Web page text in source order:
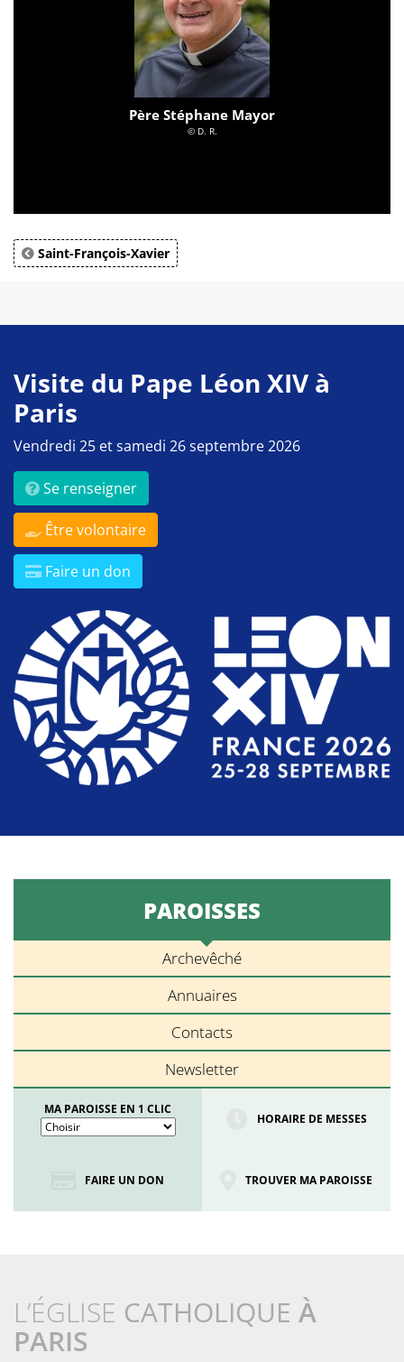
Père Stéphane Mayor
© D. R.
Saint-François-Xavier
Visite du Pape Léon XIV à
Paris
Vendredi 25 et samedi 26 septembre 2026
Se renseigner
Être volontaire
Faire un don
PAROISSES
Archevêché
Annuaires
Contacts
Newsletter
MA PAROISSE EN 1 CLIC
HORAIRE DE MESSES
FAIRE UN DON TROUVER MA PAROISSE
L’ÉGLISE CATHOLIQUE À
PARIS